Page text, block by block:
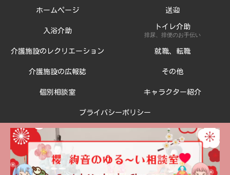
ホームページ 送迎
入浴介助
トイレ介助
排尿、排便のお手伝い
介護施設のレクリエーション 就職、転職
介護施設の広報誌 その他
個別相談室 キャラクター紹介
プライバシーポリシー